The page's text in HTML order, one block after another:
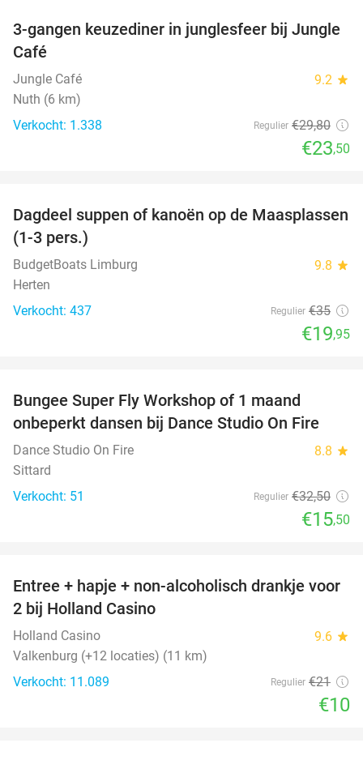
21%
3-gangen keuzediner in junglesfeer bij Jungle
Café
Jungle Café 9.2 star
Nuth (6 km)
Verkocht: 1.338
Regulier €29,80
€23,50
43%
Dagdeel suppen of kanoën op de Maasplassen
(1-3 pers.)
BudgetBoats Limburg 9.8 star
Herten
Verkocht: 437
Regulier €35
€19,95
Bungee Super Fly Workshop of 1 maand
onbeperkt dansen bij Dance Studio On Fire
Dance Studio On Fire 8.8 star
Sittard
Verkocht: 51
Regulier €32,50
€15,50
52%
Entree + hapje + non-alcoholisch drankje voor
2 bij Holland Casino
Holland Casino 9.6 star
Valkenburg (+12 locaties) (11 km)
Verkocht: 11.089
Regulier €21
€10